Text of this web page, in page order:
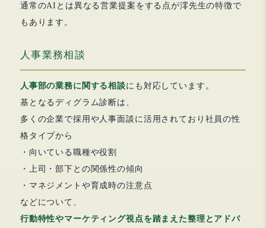
通常のAIとは異なる営業提案をする点が澪先生の特徴で
もあります。
人事業務相談
人事部の業務に関する相談にも対応しています。
基となるディグラム診断は、
多くの企業で採用や人事面談に活用されており社員の性
格タイプから
・向いている職種や役割
・上司・部下との関係性の傾向
・マネジメントや育成時の注意点
などについて、
行動特性やマーケティング視点を踏まえた整理とアドバ